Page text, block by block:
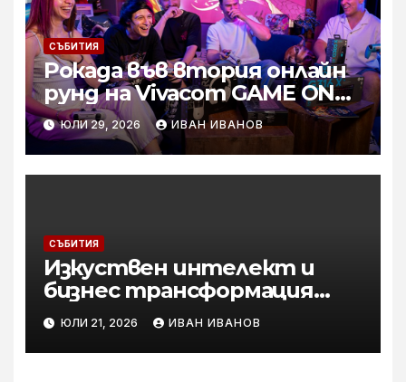
СЪБИТИЯ
Рокада във втория онлайн
рунд на Vivacom GAME ON
2026: ShadowHex застана
начело на Team Kriskata
ЮЛИ 29, 2026 ИВАН ИВАНОВ
СЪБИТИЯ
Изкуствен интелект и
бизнес трансформация
посрещат ученици във
„Втора смяна“ на Yettel
ЮЛИ 21, 2026 ИВАН ИВАНОВ